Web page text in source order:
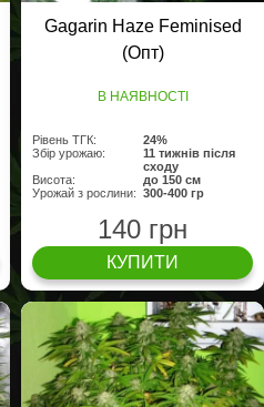
Gagarin Haze Feminised
(Опт)
В НАЯВНОСТІ
Рівень ТГК:
24%
Збір урожаю:
11 тижнів після
сходу
Висота:
до 150 см
Урожай з рослини: 300-400 гр
140 грн
КУПИТИ